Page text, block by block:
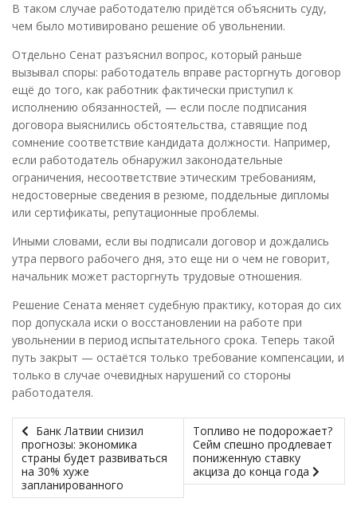
В таком случае работодателю придётся объяснить суду,
чем было мотивировано решение об увольнении.
Отдельно Сенат разъяснил вопрос, который раньше
вызывал споры: работодатель вправе расторгнуть договор
ещё до того, как работник фактически приступил к
исполнению обязанностей, — если после подписания
договора выяснились обстоятельства, ставящие под
сомнение соответствие кандидата должности. Например,
если работодатель обнаружил законодательные
ограничения, несоответствие этическим требованиям,
недостоверные сведения в резюме, поддельные дипломы
или сертификаты, репутационные проблемы.
Иными словами, если вы подписали договор и дождались
утра первого рабочего дня, это еще ни о чем не говорит,
начальник может расторгнуть трудовые отношения.
Решение Сената меняет судебную практику, которая до сих
пор допускала иски о восстановлении на работе при
увольнении в период испытательного срока. Теперь такой
путь закрыт — остаётся только требование компенсации, и
только в случае очевидных нарушений со стороны
работодателя.
Банк Латвии снизил
прогнозы: экономика
страны будет развиваться
на 30% хуже
запланированного
Топливо не подорожает?
Сейм спешно продлевает
пониженную ставку
акциза до конца года